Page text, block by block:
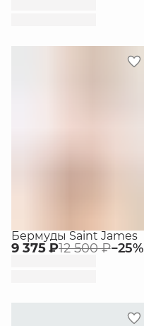
Бермуды Saint James
9 375 ₽12 500 ₽−25%